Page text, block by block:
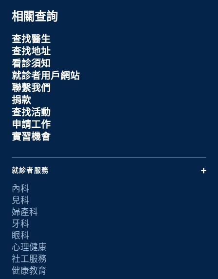
相關查詢
查找醫生
查找地址
看診須知
就診者用戶網站
聯繫我們
捐款
查找活動
申請工作
實習機會
就診者服務
內科
兒科
婦產科
牙科
眼科
心理健康
社工服務
健康教育